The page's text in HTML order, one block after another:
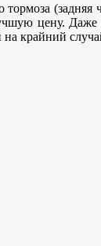
цену. Даже
крайний